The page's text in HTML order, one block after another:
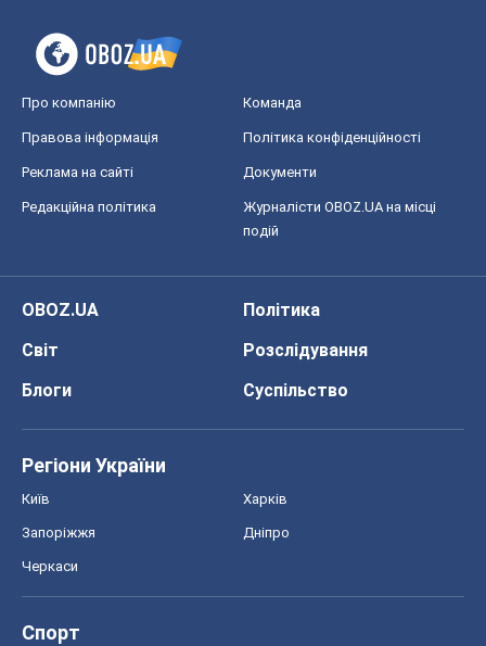
Про компанію Команда
Правова інформація Політика конфіденційності
Реклама на сайті Документи
Редакційна політика
Журналісти OBOZ.UA на місці
подій
OBOZ.UA
Політика
Світ
Розслідування
Блоги
Суспільство
Регіони України
Київ Харків
Запоріжжя Дніпро
Черкаси
Спорт